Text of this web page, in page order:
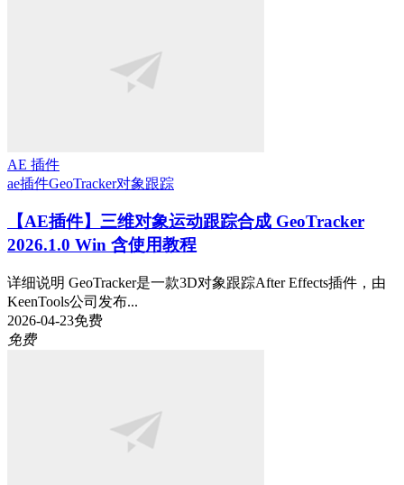
AE 插件
ae插件GeoTracker对象跟踪
【AE插件】三维对象运动跟踪合成 GeoTracker
2026.1.0 Win 含使用教程
详细说明 GeoTracker是一款3D对象跟踪After Effects插件，由
KeenTools公司发布...
2026-04-23免费
免费